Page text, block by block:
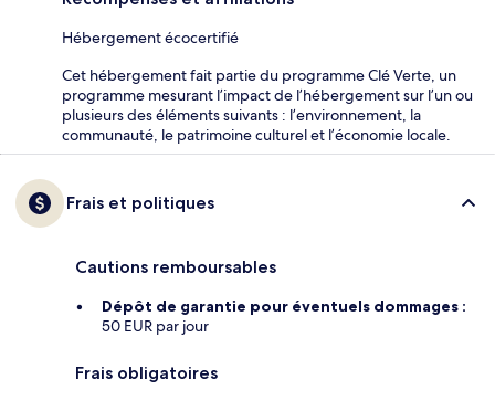
Hébergement écocertifié
Cet hébergement fait partie du programme Clé Verte, un
programme mesurant l’impact de l’hébergement sur l’un ou
plusieurs des éléments suivants : l’environnement, la
communauté, le patrimoine culturel et l’économie locale.
Frais et politiques
Cautions remboursables
Dépôt de garantie pour éventuels dommages :
50 EUR par jour
Frais obligatoires